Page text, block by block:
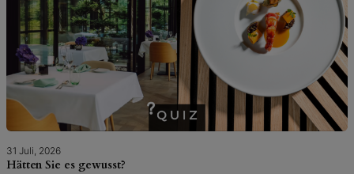
31 Juli, 2026
Hätten Sie es gewusst?